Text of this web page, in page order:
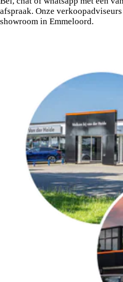
afspraak. Onze
showroom in Emmeloord.